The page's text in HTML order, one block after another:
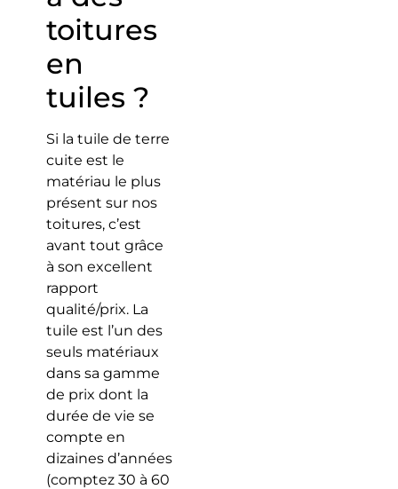
toitures
en
tuiles ?
Si la tuile de terre
cuite est le
matériau le plus
présent sur nos
toitures, c’est
avant tout grâce
à son excellent
rapport
qualité/prix. La
tuile est l’un des
seuls matériaux
dans sa gamme
de prix dont la
durée de vie se
compte en
dizaines d’années
(comptez 30 à 60